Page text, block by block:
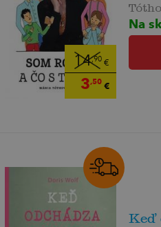
14,90€
3,50€
Na
Keď